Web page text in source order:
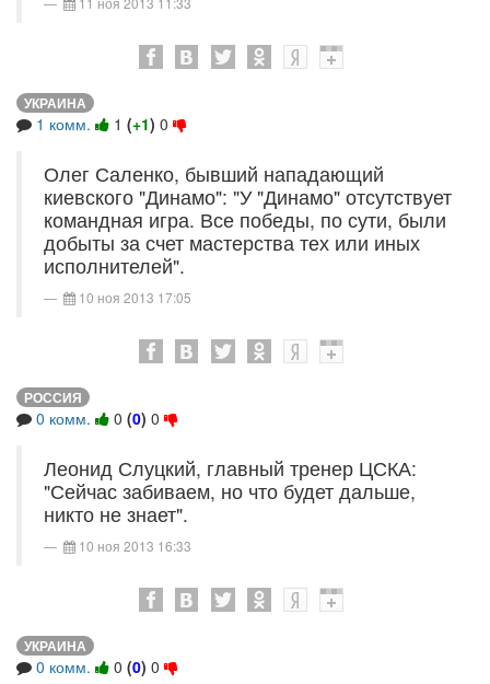
УКРАИНА
1 комм. 1 (+1) 0
Олег Саленко, бывший нападающий
киевского "Динамо": "У "Динамо" отсутствует
командная игра. Все победы, по сути, были
добыты за счет мастерства тех или иных
исполнителей".
10 ноя 2013 17:05
РОССИЯ
0 комм. 0 (0) 0
Леонид Слуцкий, главный тренер ЦСКА:
"Сейчас забиваем, но что будет дальше,
никто не знает".
10 ноя 2013 16:33
УКРАИНА
0 комм. 0 (0) 0